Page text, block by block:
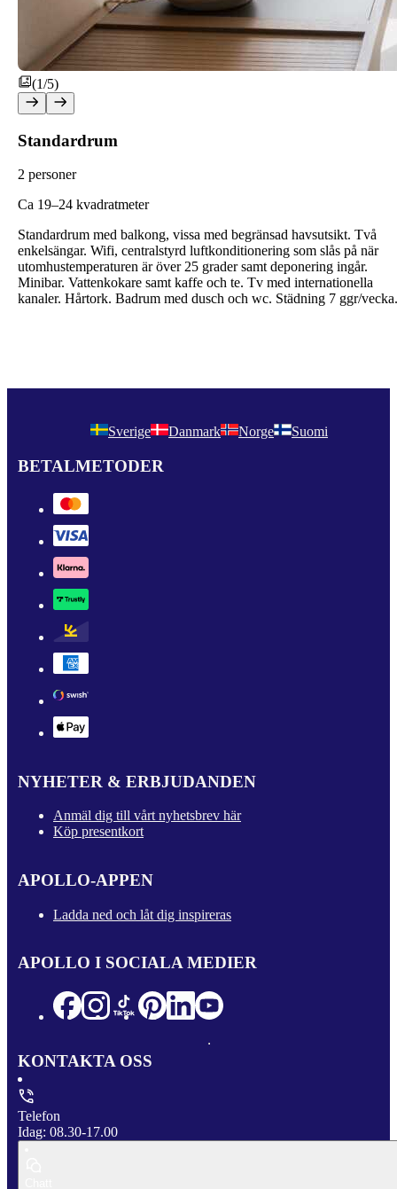
(1/5)
Standardrum
2 personer
Ca 19–24 kvadratmeter
Standardrum med balkong, vissa med begränsad havsutsikt. Två
enkelsängar. Wifi, centralstyrd luftkonditionering som slås på när
utomhustemperaturen är över 25 grader samt deponering ingår.
Minibar. Vattenkokare samt kaffe och te. Tv med internationella
kanaler. Hårtork. Badrum med dusch och wc. Städning 7 ggr/vecka.
Sverige Danmark Norge Suomi
BETALMETODER
NYHETER & ERBJUDANDEN
Anmäl dig till vårt nyhetsbrev här
Köp presentkort
APOLLO-APPEN
Ladda ned och låt dig inspireras
APOLLO I SOCIALA MEDIER
KONTAKTA OSS
Telefon
Idag: 08.30-17.00